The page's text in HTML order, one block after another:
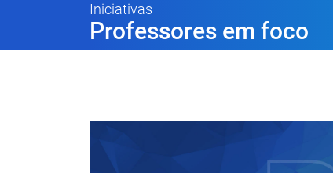
Iniciativas
Professores em foco